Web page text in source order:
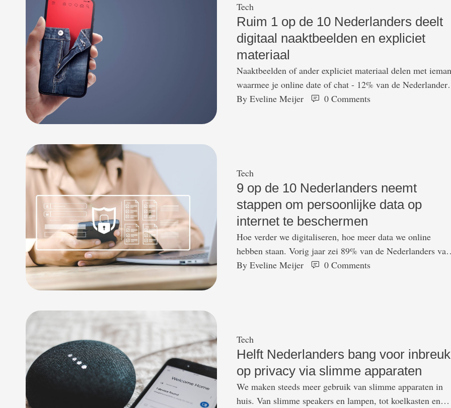
Tech
Ruim 1 op de 10 Nederlanders deelt
digitaal naaktbeelden en expliciet
materiaal
Naaktbeelden of ander expliciet materiaal delen met
waarmee je online date of chat - 12% van de Nederlanders
geeft toe dit wel eens te doen. Dat blijkt uit onderzoek in
By Eveline Meijer 0 Comments
Tech
9 op de 10 Nederlanders neemt
stappen om persoonlijke data op
internet te beschermen
Hoe verder we digitaliseren, hoe meer data we online
hebben staan. Vorig jaar zei 89% van de Nederlanders van
12 jaar of ouder maatregelen te treffen om die data te
By Eveline Meijer 0 Comments
Tech
Helft Nederlanders bang voor inbreuk
op privacy via slimme apparaten
We maken steeds meer gebruik van slimme apparaten in
huis. Van slimme speakers en lampen, tot koelkasten en